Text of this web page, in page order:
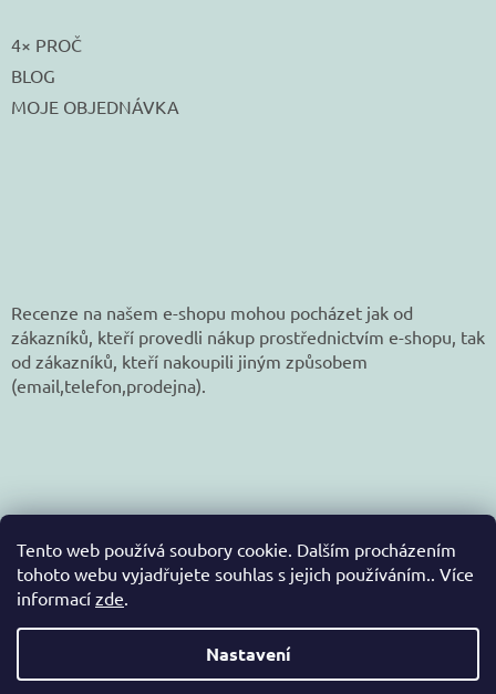
Tento web používá soubory cookie. Dalším procházením
tohoto webu vyjadřujete souhlas s jejich používáním.. Více
informací zde.
Nastavení
4× PROČ
BLOG
MOJE OBJEDNÁVKA
Recenze na našem e-shopu mohou pocházet jak od
zákazníků, kteří provedli nákup prostřednictvím e-shopu, tak
od zákazníků, kteří nakoupili jiným způsobem
(email,telefon,prodejna).
Vytvořil Shoptet